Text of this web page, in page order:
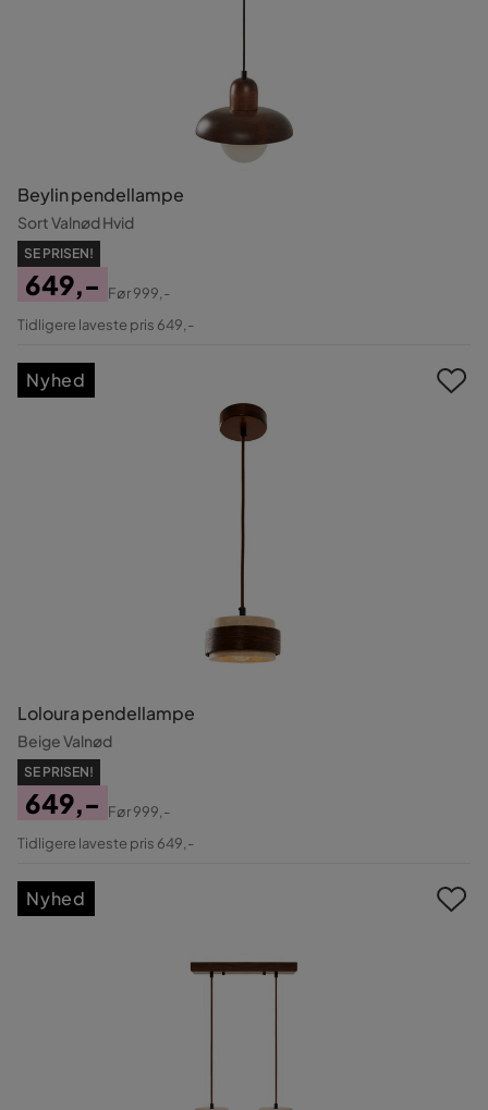
Beylin pendellampe
Sort Valnød Hvid
SE PRISEN!
Pris
649,-
Original
Før999,-
Tidligere laveste pris 649,-
Loloura pendellampe
Beige Valnød
SE PRISEN!
Pris
649,-
Original
Før999,-
Tidligere laveste pris 649,-
Nyhed
Nyhed